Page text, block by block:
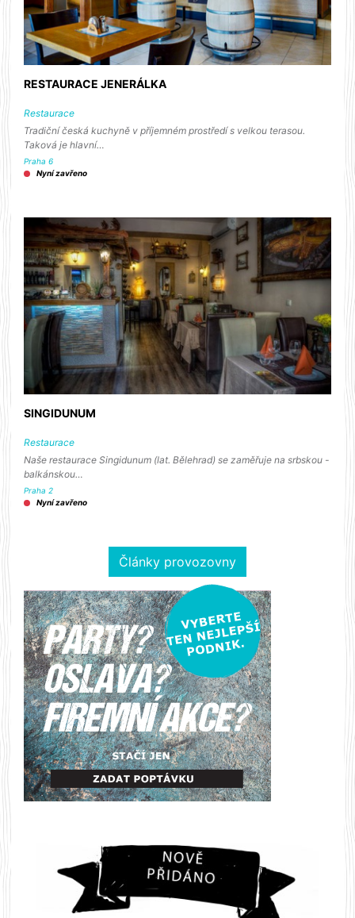
RESTAURACE JENERÁLKA
Restaurace
Tradiční česká kuchyně v příjemném prostředí s velkou terasou.
Taková je hlavní…
Praha 6
Nyní zavřeno
SINGIDUNUM
Restaurace
Naše restaurace Singidunum (lat. Bělehrad) se zaměřuje na srbskou -
balkánskou…
Praha 2
Nyní zavřeno
Články provozovny